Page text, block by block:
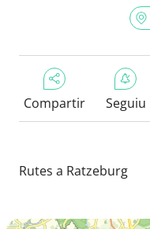
Compartir Seguiu
Rutes a Ratzeburg